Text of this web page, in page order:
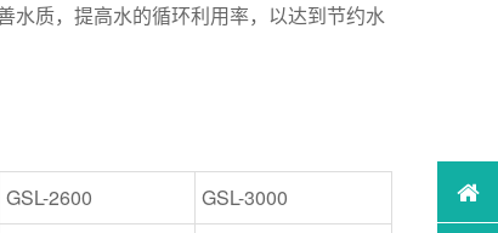
水质，提高水的循环利用率，以达到节约水
GSL-2600
GSL-3000